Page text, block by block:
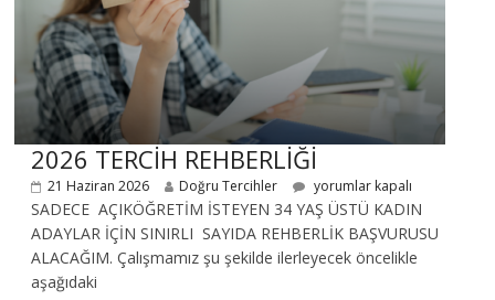
2026 TERCİH REHBERLİĞİ
21 Haziran 2026 Doğru Tercihler yorumlar kapalı
SADECE AÇIKÖĞRETİM İSTEYEN 34 YAŞ ÜSTÜ KADIN
ADAYLAR İÇİN SINIRLI SAYIDA REHBERLİK BAŞVURUSU
ALACAĞIM. Çalışmamız şu şekilde ilerleyecek öncelikle
aşağıdaki